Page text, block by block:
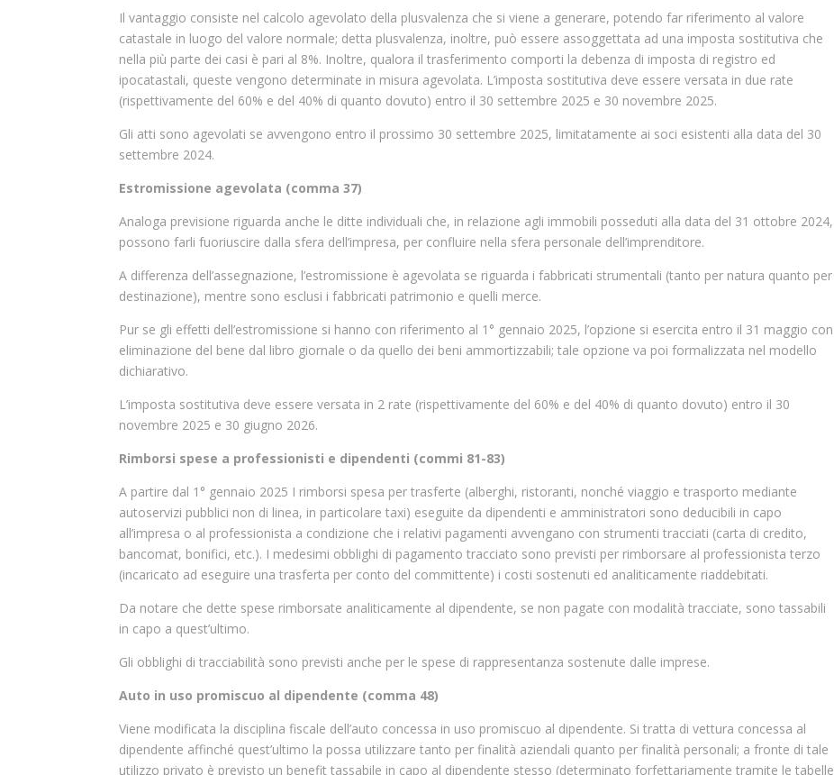
Il vantaggio consiste nel calcolo agevolato della plusvalenza che si viene a generare, potendo far riferimento al valore
catastale in luogo del valore normale; detta plusvalenza, inoltre, può essere assoggettata ad una imposta sostitutiva che
nella più parte dei casi è pari al 8%. Inoltre, qualora il trasferimento comporti la debenza di imposta di registro ed
ipocatastali, queste vengono determinate in misura agevolata. L’imposta sostitutiva deve essere versata in due rate
(rispettivamente del 60% e del 40% di quanto dovuto) entro il 30 settembre 2025 e 30 novembre 2025.
Gli atti sono agevolati se avvengono entro il prossimo 30 settembre 2025, limitatamente ai soci esistenti alla data del 30
settembre 2024.
Estromissione agevolata (comma 37)
Analoga previsione riguarda anche le ditte individuali che, in relazione agli immobili posseduti alla data del 31 ottobre 2024,
possono farli fuoriuscire dalla sfera dell’impresa, per confluire nella sfera personale dell’imprenditore.
A differenza dell’assegnazione, l’estromissione è agevolata se riguarda i fabbricati strumentali (tanto per natura quanto per
destinazione), mentre sono esclusi i fabbricati patrimonio e quelli merce.
Pur se gli effetti dell’estromissione si hanno con riferimento al 1° gennaio 2025, l’opzione si esercita entro il 31 maggio con
eliminazione del bene dal libro giornale o da quello dei beni ammortizzabili; tale opzione va poi formalizzata nel modello
dichiarativo.
L’imposta sostitutiva deve essere versata in 2 rate (rispettivamente del 60% e del 40% di quanto dovuto) entro il 30
novembre 2025 e 30 giugno 2026.
Rimborsi spese a professionisti e dipendenti (commi 81-83)
A partire dal 1° gennaio 2025 I rimborsi spesa per trasferte (alberghi, ristoranti, nonché viaggio e trasporto mediante
autoservizi pubblici non di linea, in particolare taxi) eseguite da dipendenti e amministratori sono deducibili in capo
all’impresa o al professionista a condizione che i relativi pagamenti avvengano con strumenti tracciati (carta di credito,
bancomat, bonifici, etc.). I medesimi obblighi di pagamento tracciato sono previsti per rimborsare al professionista terzo
(incaricato ad eseguire una trasferta per conto del committente) i costi sostenuti ed analiticamente riaddebitati.
Da notare che dette spese rimborsate analiticamente al dipendente, se non pagate con modalità tracciate, sono tassabili
in capo a quest’ultimo.
Gli obblighi di tracciabilità sono previsti anche per le spese di rappresentanza sostenute dalle imprese.
Auto in uso promiscuo al dipendente (comma 48)
Viene modificata la disciplina fiscale dell’auto concessa in uso promiscuo al dipendente. Si tratta di vettura concessa al
dipendente affinché quest’ultimo la possa utilizzare tanto per finalità aziendali quanto per finalità personali; a fronte di tale
utilizzo privato è previsto un benefit tassabile in capo al dipendente stesso (determinato forfettariamente tramite le tabelle